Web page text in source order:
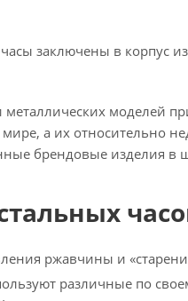
заключены в корпус из
моделей
а их относительно
брендовые изделия в
ржавчины и
различные по